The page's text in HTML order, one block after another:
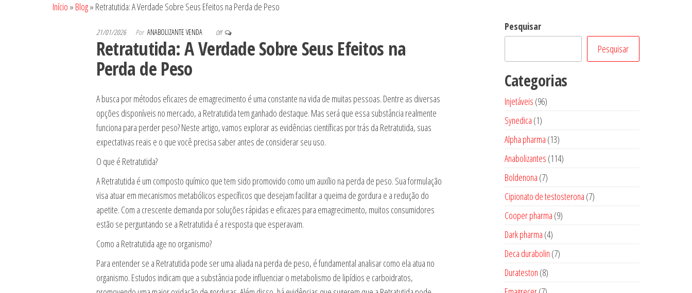
Início » Blog» Retratutida: A Verdade Sobre Seus Efeitos na Perda de Peso
21/01/2026 Por ANABOLIZANTE VENDA Off
Retratutida: A Verdade Sobre Seus Efeitos na
Perda de Peso
A busca por métodos eficazes de emagrecimento é uma constante na vida de muitas pessoas. Dentre as diversas
opções disponíveis no mercado, a Retratutida tem ganhado destaque. Mas será que essa substância realmente
funciona para perder peso? Neste artigo, vamos explorar as evidências científicas por trás da Retratutida, suas
expectativas reais e o que você precisa saber antes de considerar seu uso.
O que é Retratutida?
A Retratutida é um composto químico que tem sido promovido como um auxílio na perda de peso. Sua formulação
visa atuar em mecanismos metabólicos específicos que desejam facilitar a queima de gordura e a redução do
apetite. Com a crescente demanda por soluções rápidas e eficazes para emagrecimento, muitos consumidores
estão se perguntando se a Retratutida é a resposta que esperavam.
Como a Retratutida age no organismo?
Para entender se a Retratutida pode ser uma aliada na perda de peso, é fundamental analisar como ela atua no
organismo. Estudos indicam que a substância pode influenciar o metabolismo de lipídios e carboidratos,
Pesquisar
Pesquisar
Categorias
Injetáveis 9696
Synedica 11
produto
Alpha pharma 1313
produtos
Anabolizantes 114114
Boldenona 77
produtos
Cipionato de testosterona 77
Cooper pharma 99
Dark pharma 44
produtos
Deca durabolin 77
Durateston 88
produtos